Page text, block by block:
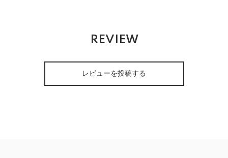
REVIEW
レビューを投稿する